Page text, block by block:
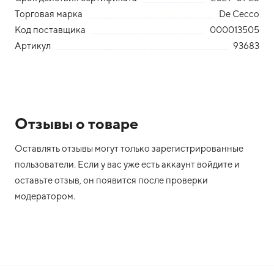
Торговая марка
De Cecco
Код поставщика
000013505
Артикул
93683
Отзывы о товаре
Оставлять отзывы могут только зарегистрированные
пользователи. Если у вас уже есть аккаунт войдите и
оставьте отзыв, он появится после проверки
модератором.